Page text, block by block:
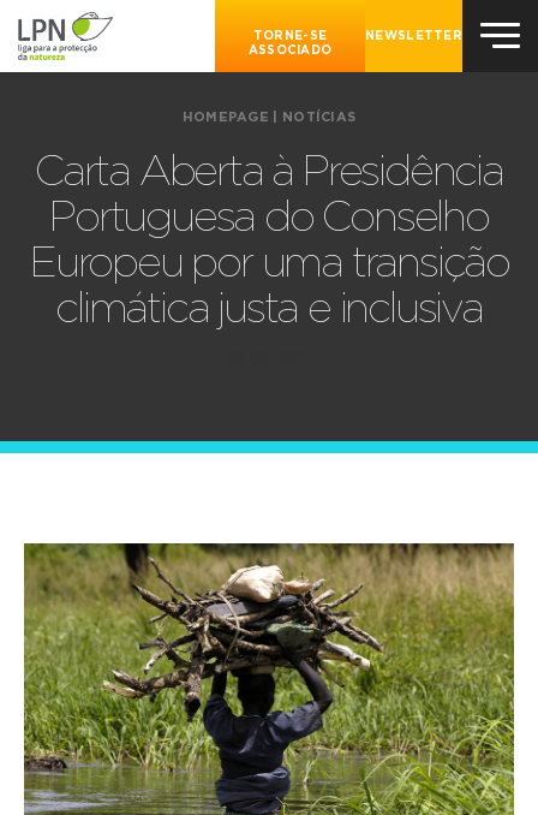
TORNE-SE
ASSOCIADO
NEWSLETTER
HOMEPAGE NOTÍCIAS
Carta Aberta à Presidência
Portuguesa do Conselho
Europeu por uma transição
climática justa e inclusiva